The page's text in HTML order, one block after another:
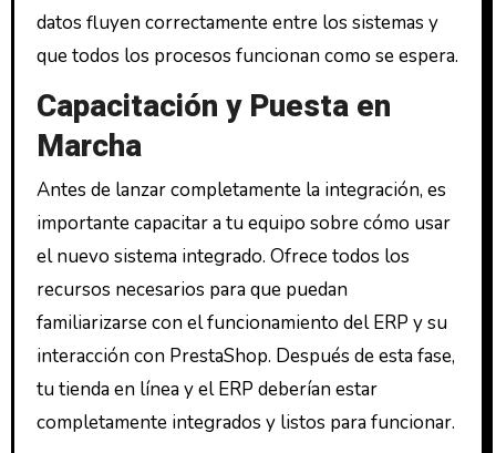
datos fluyen correctamente entre los sistemas y
que todos los procesos funcionan como se espera.
Capacitación y Puesta en
Marcha
Antes de lanzar completamente la integración, es
importante capacitar a tu equipo sobre cómo usar
el nuevo sistema integrado. Ofrece todos los
recursos necesarios para que puedan
familiarizarse con el funcionamiento del ERP y su
interacción con PrestaShop. Después de esta fase,
tu tienda en línea y el ERP deberían estar
completamente integrados y listos para funcionar.